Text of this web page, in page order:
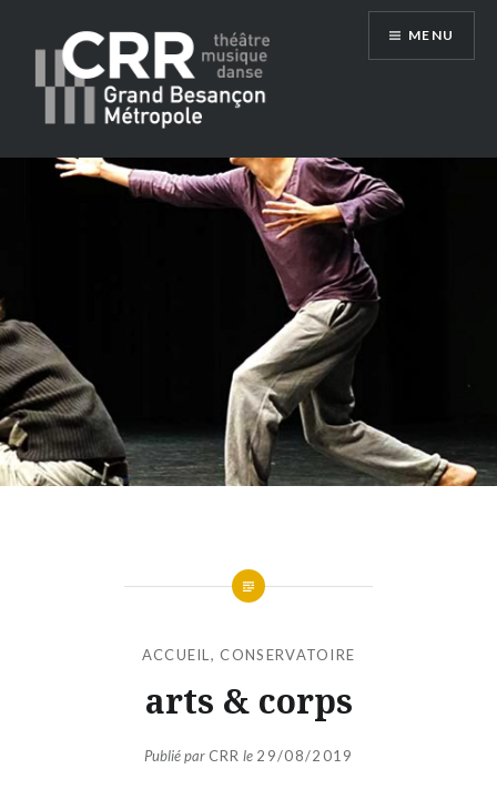
Conservatoire du Grand Besançon
Métropole
MENU
ACCUEIL , CONSERVATOIRE
arts & corps
Publié par CRR le 29/08/2019